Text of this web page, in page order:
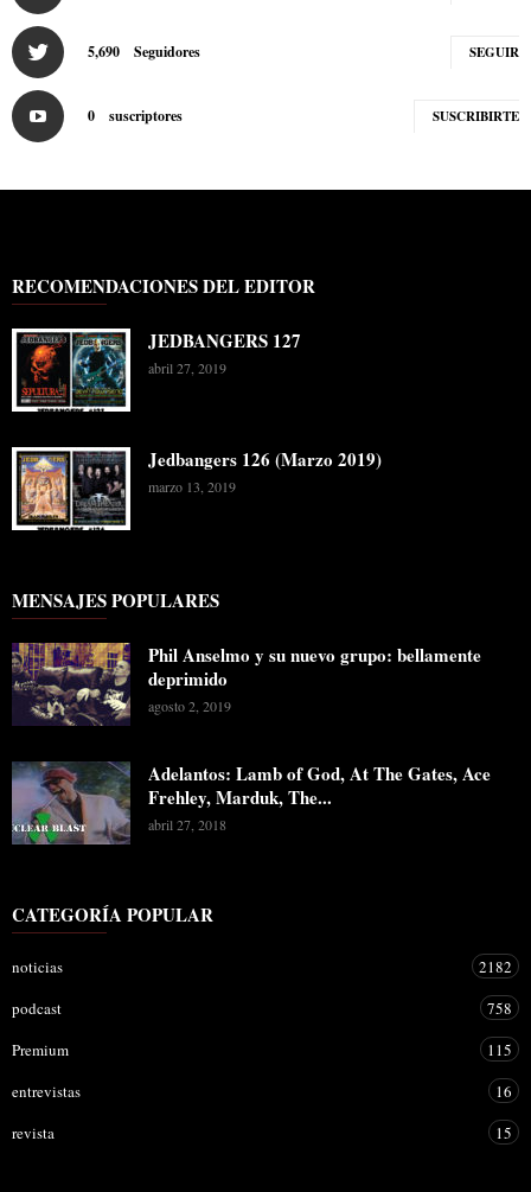
5,690 Seguidores SEGUIR
0 suscriptores SUSCRIBIRTE
RECOMENDACIONES DEL EDITOR
JEDBANGERS 127
abril 27, 2019
Jedbangers 126 (Marzo 2019)
marzo 13, 2019
MENSAJES POPULARES
Phil Anselmo y su nuevo grupo: bellamente
deprimido
agosto 2, 2019
Adelantos: Lamb of God, At The Gates, Ace
Frehley, Marduk, The...
abril 27, 2018
CATEGORÍA POPULAR
noticias
2182
podcast
758
Premium
115
entrevistas
16
revista
15